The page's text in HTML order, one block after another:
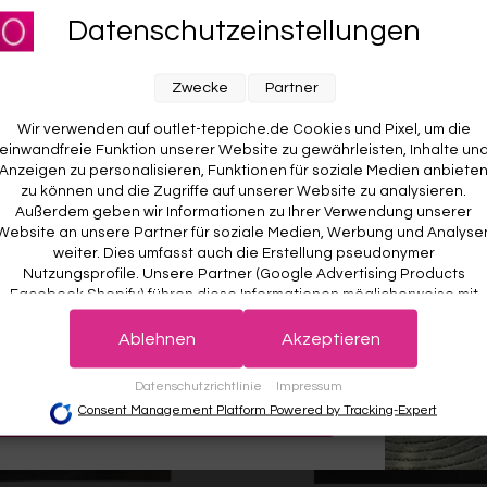
anzeigen
Ab €119,00
Weitere Farben anzeigen
Datenschutzeinstellungen
Wir verwenden auf outlet-teppiche.de Cookies und Pixel, um die
einwandfreie Funktion unserer Website zu gewährleisten, Inhalte und
Anzeigen zu personalisieren, Funktionen für soziale Medien anbieten
zu können und die Zugriffe auf unserer Website zu analysieren.
Außerdem geben wir Informationen zu Ihrer Verwendung unserer
an unsere Partner für soziale Medien, Werbung und
weiter. Dies umfasst auch die Erstellung pseudonymer
Nutzungsprofile. Unsere Partner (Google Advertising Products
Facebook Shopify) führen diese Informationen möglicherweise mit
weiteren Daten zusammen, die Sie ihnen bereitgestellt haben (bspw.
anhand eines persönlichen Accounts) oder welche sie im Rahmen
können Sie jederzeit widerrufen, indem Sie auf den Datenschutz-
Button links unten klicken und dort die entsprechenden Anpassungen
vornehmen.
Datenschutzrichtlinie Impressum
Zwecke Partner
Ablehnen Akzeptieren
Consent Management Platform Powered by Tracking-Expert
AUF DEINE
BESTELLUNG! 😍
Deine Daten werden sicher gespeichert und gemäß unserer
Der Willkommensrabatt ist nur einmal pro Kunde gültig – auch bei
Anmeldung wird kein weiterer Code vergeben.
JETZT ANMELDEN